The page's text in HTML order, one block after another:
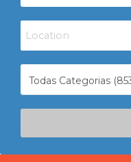
Todas Categorias